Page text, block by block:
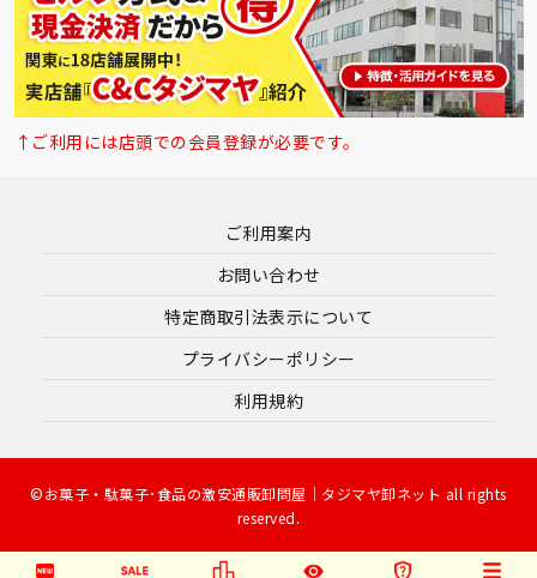
↑ご利用には店頭での会員登録が必要です。
ご利用案内
お問い合わせ
特定商取引法表示について
プライバシーポリシー
利用規約
©お菓子・駄菓子･食品の激安通販卸問屋｜タジマヤ卸ネット all rights
reserved.